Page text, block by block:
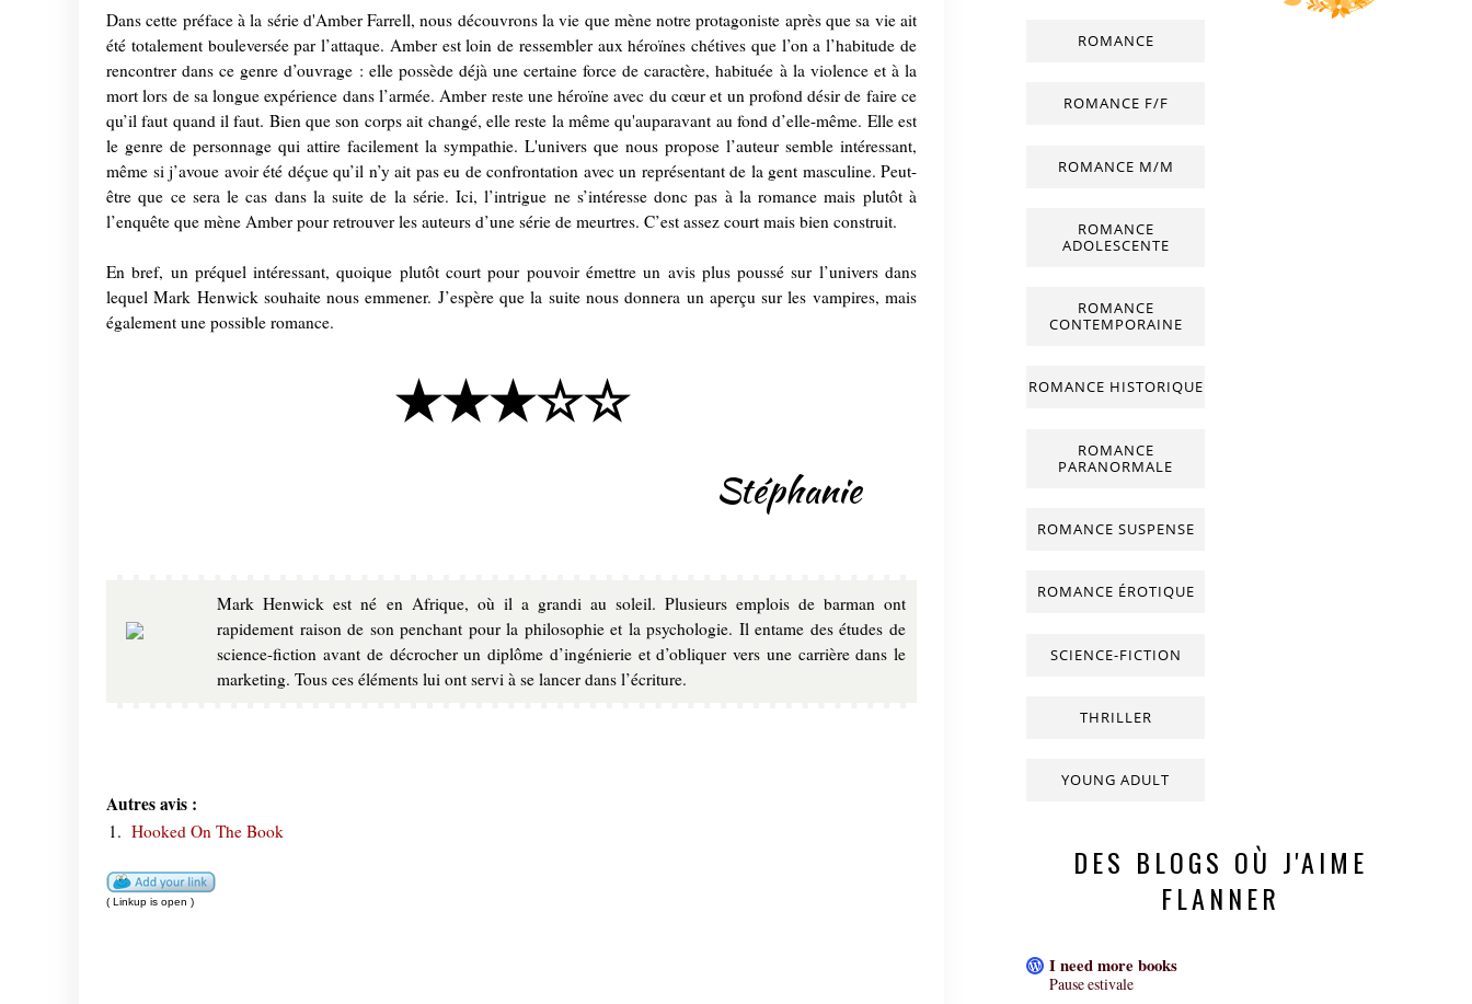
Dans cette préface à la série d'Amber Farrell, nous découvrons la vie que mène notre protagoniste après que sa vie ait
été totalement bouleversée par l’attaque. Amber est loin de ressembler aux héroïnes chétives que l’on a l’habitude de
rencontrer dans ce genre d’ouvrage : elle possède déjà une certaine force de caractère, habituée à la violence et à la
mort lors de sa longue expérience dans l’armée. Amber reste une héroïne avec du cœur et un profond désir de faire ce
qu’il faut quand il faut. Bien que son corps ait changé, elle reste la même qu'auparavant au fond d’elle-même. Elle est
le genre de personnage qui attire facilement la sympathie. L'univers que nous propose l’auteur semble intéressant,
même si j’avoue avoir été déçue qu’il n’y ait pas eu de confrontation avec un représentant de la gent masculine. Peut-
être que ce sera le cas dans la suite de la série. Ici, l’intrigue ne s’intéresse donc pas à la romance mais plutôt à
l’enquête que mène Amber pour retrouver les auteurs d’une série de meurtres. C’est assez court mais bien construit.
En bref, un préquel intéressant, quoique plutôt court pour pouvoir émettre un avis plus poussé sur l’univers dans
lequel Mark Henwick souhaite nous emmener. J’espère que la suite nous donnera un aperçu sur les vampires, mais
également une possible romance.
★★★☆☆
Stéphanie
Mark Henwick est né en Afrique, où il a grandi au soleil. Plusieurs emplois de barman ont
rapidement raison de son penchant pour la philosophie et la psychologie. Il entame des études de
science-fiction avant de décrocher un diplôme d’ingénierie et d’obliquer vers une carrière dans le
marketing. Tous ces éléments lui ont servi à se lancer dans l’écriture.
Autres avis :
1. Hooked On The Book
( Linkup is open )
ROMANCE
ROMANCE F/F
ROMANCE M/M
ROMANCE
ADOLESCENTE
ROMANCE
CONTEMPORAINE
ROMANCE HISTORIQUE
ROMANCE
PARANORMALE
ROMANCE SUSPENSE
ROMANCE ÉROTIQUE
SCIENCE-FICTION
THRILLER
YOUNG ADULT
DES BLOGS OÙ J'AIME
FLANNER
I need more books
Pause estivale